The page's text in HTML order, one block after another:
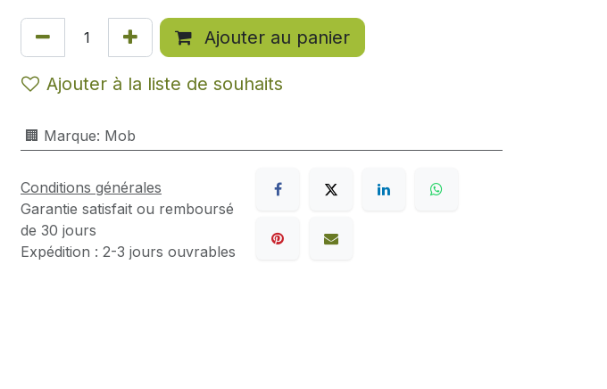
Ajouter au panier
Ajouter à la liste de souhaits
🏢 Marque: Mob
Conditions générales
Garantie satisfait ou remboursé
de 30 jours
Expédition : 2-3 jours ouvrables